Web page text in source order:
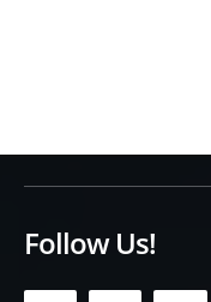
Follow Us!